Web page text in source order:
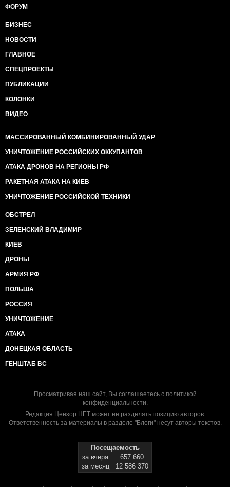
ФОРУМ
БИЗНЕС
НОВОСТИ
ГЛАВНОЕ
СПЕЦПРОЕКТЫ
ПУБЛИКАЦИИ
КОЛОНКИ
ВИДЕО
МАССИРОВАННЫЙ КОМБИНИРОВАННЫЙ УДАР
УНИЧТОЖЕНИЕ РОССИЙСКИХ ОККУПАНТОВ
АТАКА ДРОНОВ НА РЕГИОНЫ РФ
РАКЕТНАЯ АТАКА НА КИЕВ
УНИЧТОЖЕНИЕ РОССИЙСКОЙ ТЕХНИКИ
ОБСТРЕЛ
ЗЕЛЕНСКИЙ ВЛАДИМИР
КИЕВ
ДРОНЫ
АРМИЯ РФ
ПОЛЬША
РОССИЯ
УНИЧТОЖЕНИЕ
АТАКА
ДОНЕЦКАЯ ОБЛАСТЬ
ГЕНШТАБ ВС
Просматривая наш сайт, Вы соглашаетесь с политикой
конфиденциальности.
Редакция Цензор.НЕТ может не разделять позицию авторов.
Ответственность за материалы в разделе "Блоги" несут авторы текстов.
Посещаемость
за вчера
657 660
за месяц
12 586 370